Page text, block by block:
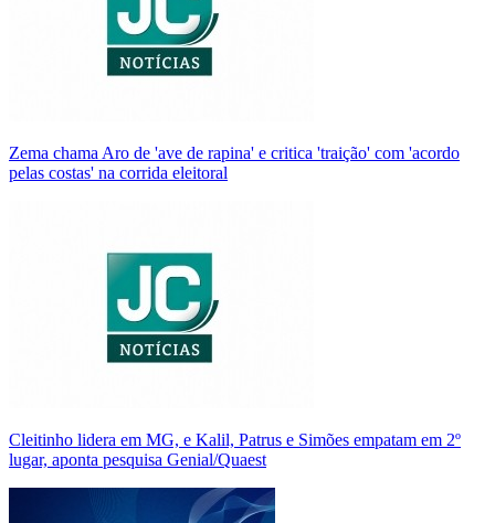
Zema chama Aro de 'ave de rapina' e critica 'traição' com 'acordo
pelas costas' na corrida eleitoral
Cleitinho lidera em MG, e Kalil, Patrus e Simões empatam em 2º
lugar, aponta pesquisa Genial/Quaest